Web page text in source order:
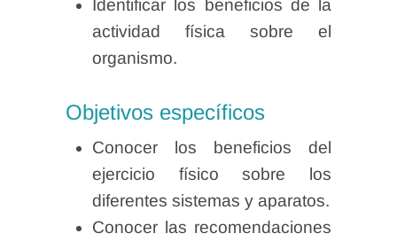
Identificar los beneficios de la
actividad física sobre el
organismo.
Objetivos específicos
Conocer los beneficios del
ejercicio físico sobre los
diferentes sistemas y aparatos.
Conocer las recomendaciones